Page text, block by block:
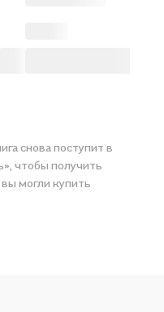
снова поступит в
чтобы получить
могли купить